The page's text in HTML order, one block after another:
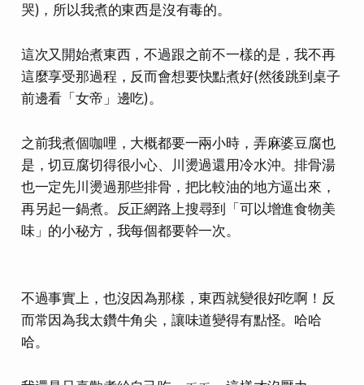
哭)，所以我煮的東西是沒有毒的。
這次又開始煮東西，不過跟之前不一樣的是，我不再
這麼享受那過程，反而會想要快點煮好(然後跳到桌子
前邊看「女帝」邊吃)。
之前我煮個咖哩，大概都要一兩小時，弄麻婆豆腐也
是，切豆腐切得很小心、川燙過還用冷水沖。排骨湯
也一定先川燙過那些排骨，把比較油的地方逼出來，
再另起一鍋煮。反正網路上搜尋到「可以增進食物美
味」的小秘方，我每個都要幹一次。
不過事實上，也沒因為那樣，東西就變很好吃啊！反
而常因為我太鑽牛角尖，讓味道變得有點怪。哈哈
哈。